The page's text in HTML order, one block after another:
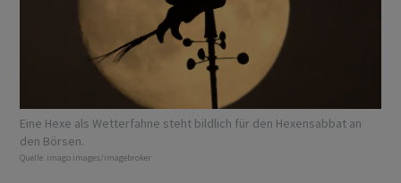
Eine Hexe als Wetterfahne steht bildlich für den Hexensabbat an
den Börsen.
Quelle: imago images/imagebroker